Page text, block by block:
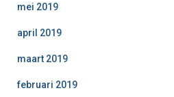
mei 2019
april 2019
maart 2019
februari 2019